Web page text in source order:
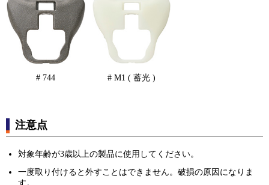
# 744 # M1 ( 蓄光 )
注意点
対象年齢が3歳以上の製品に使用してください。
一度取り付けると外すことはできません。破損の原因になりま
す。